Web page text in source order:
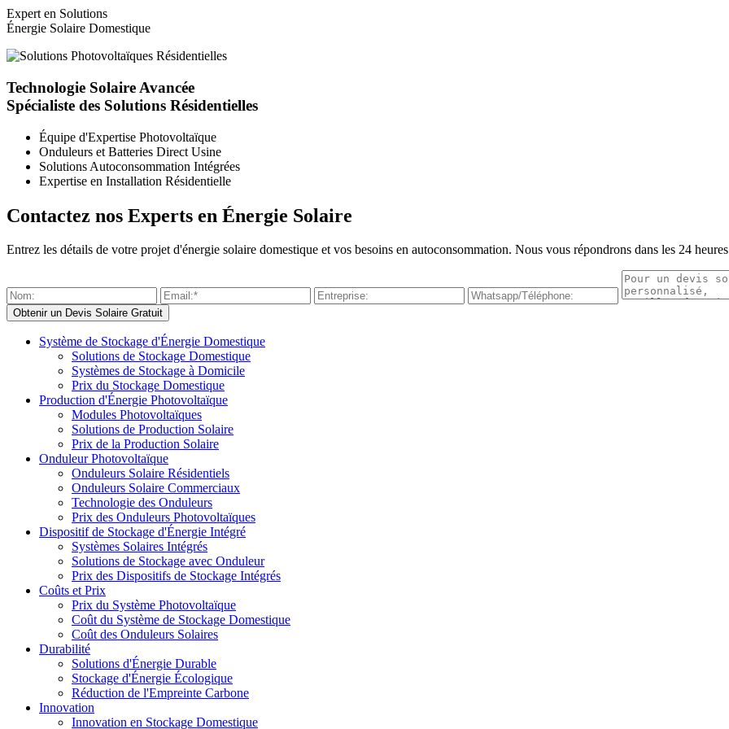
Expert en Solutions
Énergie Solaire Domestique
Technologie Solaire Avancée
Spécialiste des Solutions Résidentielles
Équipe d'Expertise Photovoltaïque
Onduleurs et Batteries Direct Usine
Solutions Autoconsommation Intégrées
Expertise en Installation Résidentielle
Contactez nos Experts en Énergie Solaire
Entrez les détails de votre projet d'énergie solaire domestique et vos besoins en autoconsommation. Nous vous répondrons dans les 24
Système de Stockage d'Énergie Domestique
Solutions de Stockage Domestique
Systèmes de Stockage à Domicile
Prix du Stockage Domestique
Production d'Énergie Photovoltaïque
Modules Photovoltaïques
Solutions de Production Solaire
Prix de la Production Solaire
Onduleur Photovoltaïque
Onduleurs Solaire Résidentiels
Onduleurs Solaire Commerciaux
Technologie des Onduleurs
Prix des Onduleurs Photovoltaïques
Dispositif de Stockage d'Énergie Intégré
Systèmes Solaires Intégrés
Solutions de Stockage avec Onduleur
Prix des Dispositifs de Stockage Intégrés
Coûts et Prix
Prix du Système Photovoltaïque
Coût du Système de Stockage Domestique
Coût des Onduleurs Solaires
Durabilité
Solutions d'Énergie Durable
Stockage d'Énergie Écologique
Réduction de l'Empreinte Carbone
Innovation
Innovation en Stockage Domestique